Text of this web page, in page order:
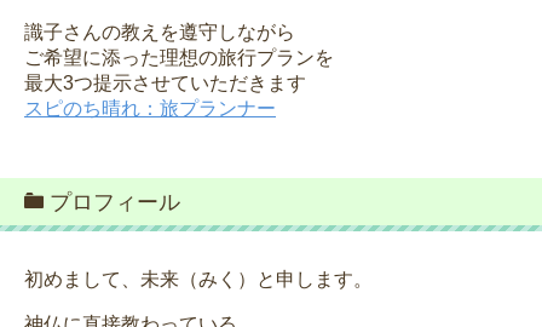
識子さんの教えを遵守しながら
ご希望に添った理想の旅行プランを
最大3つ提示させていただきます
スピのち晴れ：旅プランナー
プロフィール
初めまして、未来（みく）と申します。